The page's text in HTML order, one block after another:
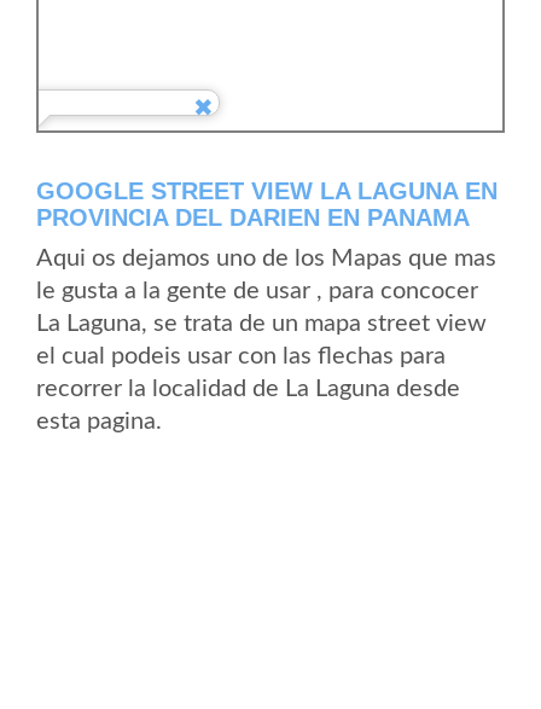
GOOGLE STREET VIEW LA LAGUNA EN
PROVINCIA DEL DARIEN EN PANAMA
Aqui os dejamos uno de los Mapas que mas
le gusta a la gente de usar , para concocer
La Laguna, se trata de un mapa street view
el cual podeis usar con las flechas para
recorrer la localidad de La Laguna desde
esta pagina.